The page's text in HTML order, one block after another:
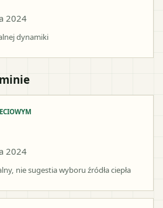
2024
dynamiki
2024
nie sugestia wyboru źródła ciepła